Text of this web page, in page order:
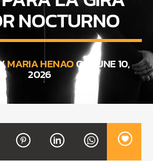
DJ MIX
NOCTURNO
MARIA HENAOON JUNE 10,
2026